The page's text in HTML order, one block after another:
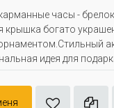
часы -
крышка богато
идея для